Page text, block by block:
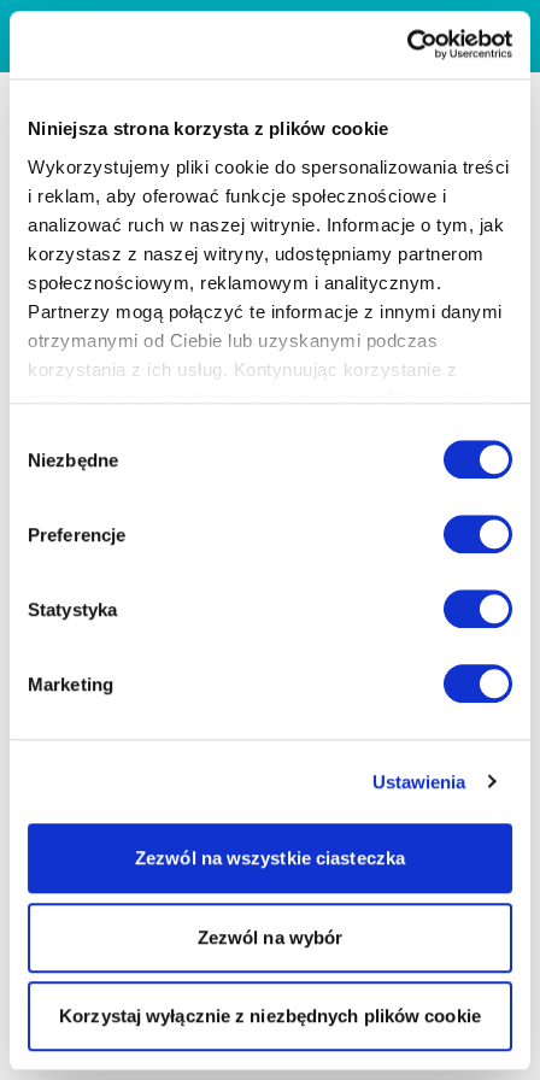
Niniejsza strona korzysta z plików cookie
Wykorzystujemy pliki cookie do spersonalizowania treści
i reklam, aby oferować funkcje społecznościowe i
analizować ruch w naszej witrynie. Informacje o tym, jak
korzystasz z naszej witryny, udostępniamy partnerom
społecznościowym, reklamowym i analitycznym.
Partnerzy mogą połączyć te informacje z innymi danymi
otrzymanymi od Ciebie lub uzyskanymi podczas
korzystania z ich usług. Kontynuując korzystanie z
zgody
Niezbędne
Preferencje
Statystyka
Marketing
Ustawienia
Zezwól na wszystkie ciasteczka
Zezwól na wybór
Korzystaj wyłącznie z niezbędnych plików cookie